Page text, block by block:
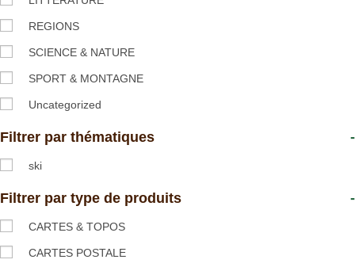
REGIONS
SCIENCE & NATURE
SPORT & MONTAGNE
Uncategorized
Filtrer par thématiques -
ski
Filtrer par type de produits -
CARTES & TOPOS
CARTES POSTALE